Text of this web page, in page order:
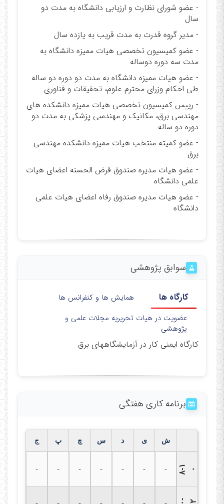
- عضو شورای نظارت و ارزیابی دانشگاه به مدت دو
سال
- مدیر گروه قدرت به مدت قریب به یازده سال
- عضو کمیسیون تخصصی هیات ممیزه دانشگاه به
مدت سه دوره دوساله
- عضو هیات ممیزه دانشگاه به مدت دو دوره دو ساله
طی احکام وزرای محترم علوم، تحقیقات و فناوری
- رییس کمیسیون تخصصی هیات ممیزه دانشکده های
مهندسی برق، مکانیک و مهندسی پزشکی به مدت دو
دوره دو ساله
- عضو کمیته منتخب هیات ممیزه دانشکده مهندسی
برق
- عضو هیات مدیره صندوق قرض الحسنه اعضای هیات
علمی دانشگاه
- عضو هیات مدیره صندوق رفاه اعضای هیات علمی
دانشگاه
سوابق پژوهشی
کارگاه ها
همایش ها و کنفرانس ها
عضویت در هیات تحریریه مجلات علمی و
پژوهشی
کارگاه ایمنی کار در آزمایشگاههای برق
برنامه کاری هفتگی
ش ی د س چ پ ج
۸ - ۱ ۰ -
-
-
-
-
-
-